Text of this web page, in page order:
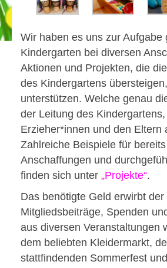
Impressum
Wir haben es uns zur Aufgabe
Kindergarten bei diversen
Aktionen und Projekten, die
des Kindergartens
unterstützen. Welche genau
der Leitung des Kindergartens,
Erzieher*innen und den Eltern
Zahlreiche Beispiele für
Anschaffungen und
finden sich unter „Projekte“.
Das benötigte Geld erwirbt der
Mitgliedsbeiträge, Spenden
aus diversen Veranstaltungen
dem beliebten Kleidermarkt,
stattfindenden Sommerfest